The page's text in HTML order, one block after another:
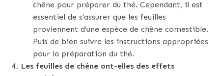
chêne pour préparer du thé. Cependant, il est
essentiel de s’assurer que les feuilles
proviennent d’une espèce de chêne comestible.
Puis de bien suivre les instructions appropriées
pour la préparation du thé.
Les feuilles de chêne ont-elles des effets